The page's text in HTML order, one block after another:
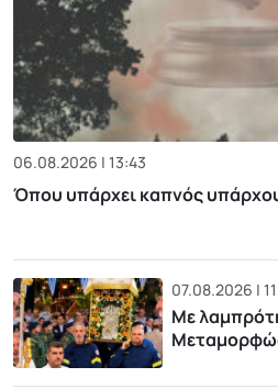
06.08.2026 | 13:43
Όπου υπάρχει καπνός
07.08.2026 |
Με